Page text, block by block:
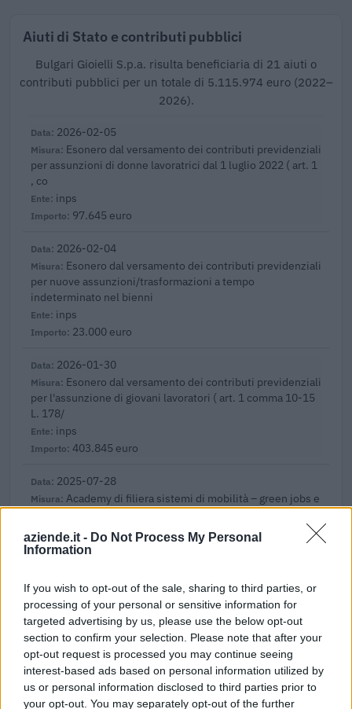
aziende.it - Do Not Process My Personal
Information
If you wish to opt-out of the sale, sharing to third parties, or
processing of your personal or sensitive information for
targeted advertising by us, please use the below opt-out
section to confirm your selection. Please note that after your
opt-out request is processed you may continue seeing
interest-based ads based on personal information utilized by
us or personal information disclosed to third parties prior to
your opt-out. You may separately opt-out of the further
Aiuti di Stato e contributi pubblici
Bulgari Gioielli S.p.a. risulta beneficiaria di 21 aiuti o
contributi pubblici per un totale di 5.115.974 euro (2022–
2026).
2026-02-05
Esonero dal versamento dei contributi previdenziali
per assunzioni di donne lavoratrici dal 1 luglio 2022 ( art. 1
, co
inps
97.645 euro
2026-02-04
Esonero dal versamento dei contributi previdenziali
per nuove assunzioni/trasformazioni a tempo
indeterminato nel bienni
inps
23.000 euro
2026-01-30
Esonero dal versamento dei contributi previdenziali
per l'assunzione di giovani lavoratori ( art. 1 comma 10-15
L. 178/
inps
403.845 euro
2025-07-28
Academy di filiera sistemi di mobilità – green jobs e
regionale
REGIONE PIEMONTE - DIREZIONE ISTRUZIONE E
2025-07-28
Academy di filiera sistemi di mobilità – green jobs e
tessile, abbigliamento, moda, ai sensi della direttiva
regionale
REGIONE PIEMONTE - DIREZIONE ISTRUZIONE E
DIRITTO ALLO STUDIO UNIVERSITARIO , FO